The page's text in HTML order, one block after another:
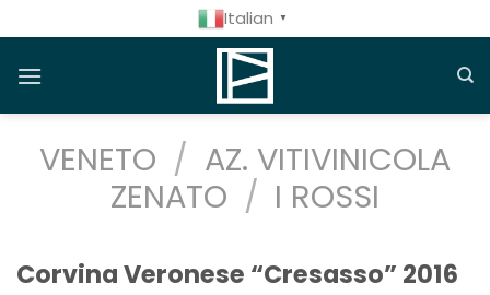
ai
contenuti
Italian ▼
VENETO / AZ. VITIVINICOLA
ZENATO / I ROSSI
Corvina Veronese “Cresasso” 2016